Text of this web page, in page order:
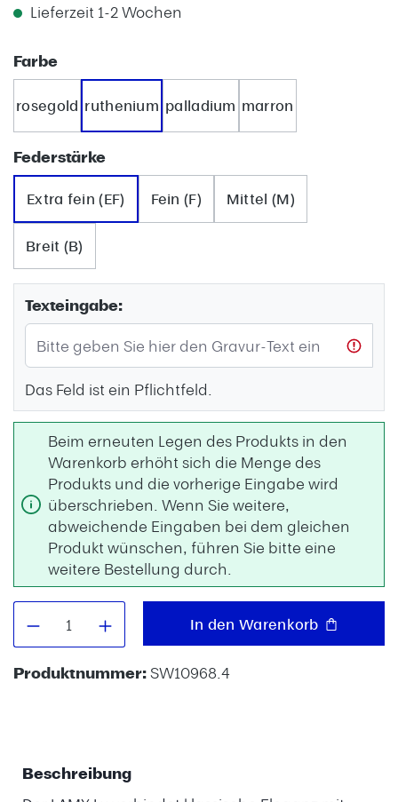
Lieferzeit 1-2 Wochen
Farbeauswählen
rosegold ruthenium palladium marron
Federstärkeauswählen
Extra fein (EF) Fein (F) Mittel (M)
Breit (B)
Texteingabe:
Das Feld ist ein Pflichtfeld.
Beim erneuten Legen des Produkts in den
Warenkorb erhöht sich die Menge des
Produkts und die vorherige Eingabe wird
überschrieben. Wenn Sie weitere,
abweichende Eingaben bei dem gleichen
Produkt wünschen, führen Sie bitte eine
weitere Bestellung durch.
Produkt Anzahl: Gib denIn den Warenkorb
Produktnummer:SW10968.4
Beschreibung